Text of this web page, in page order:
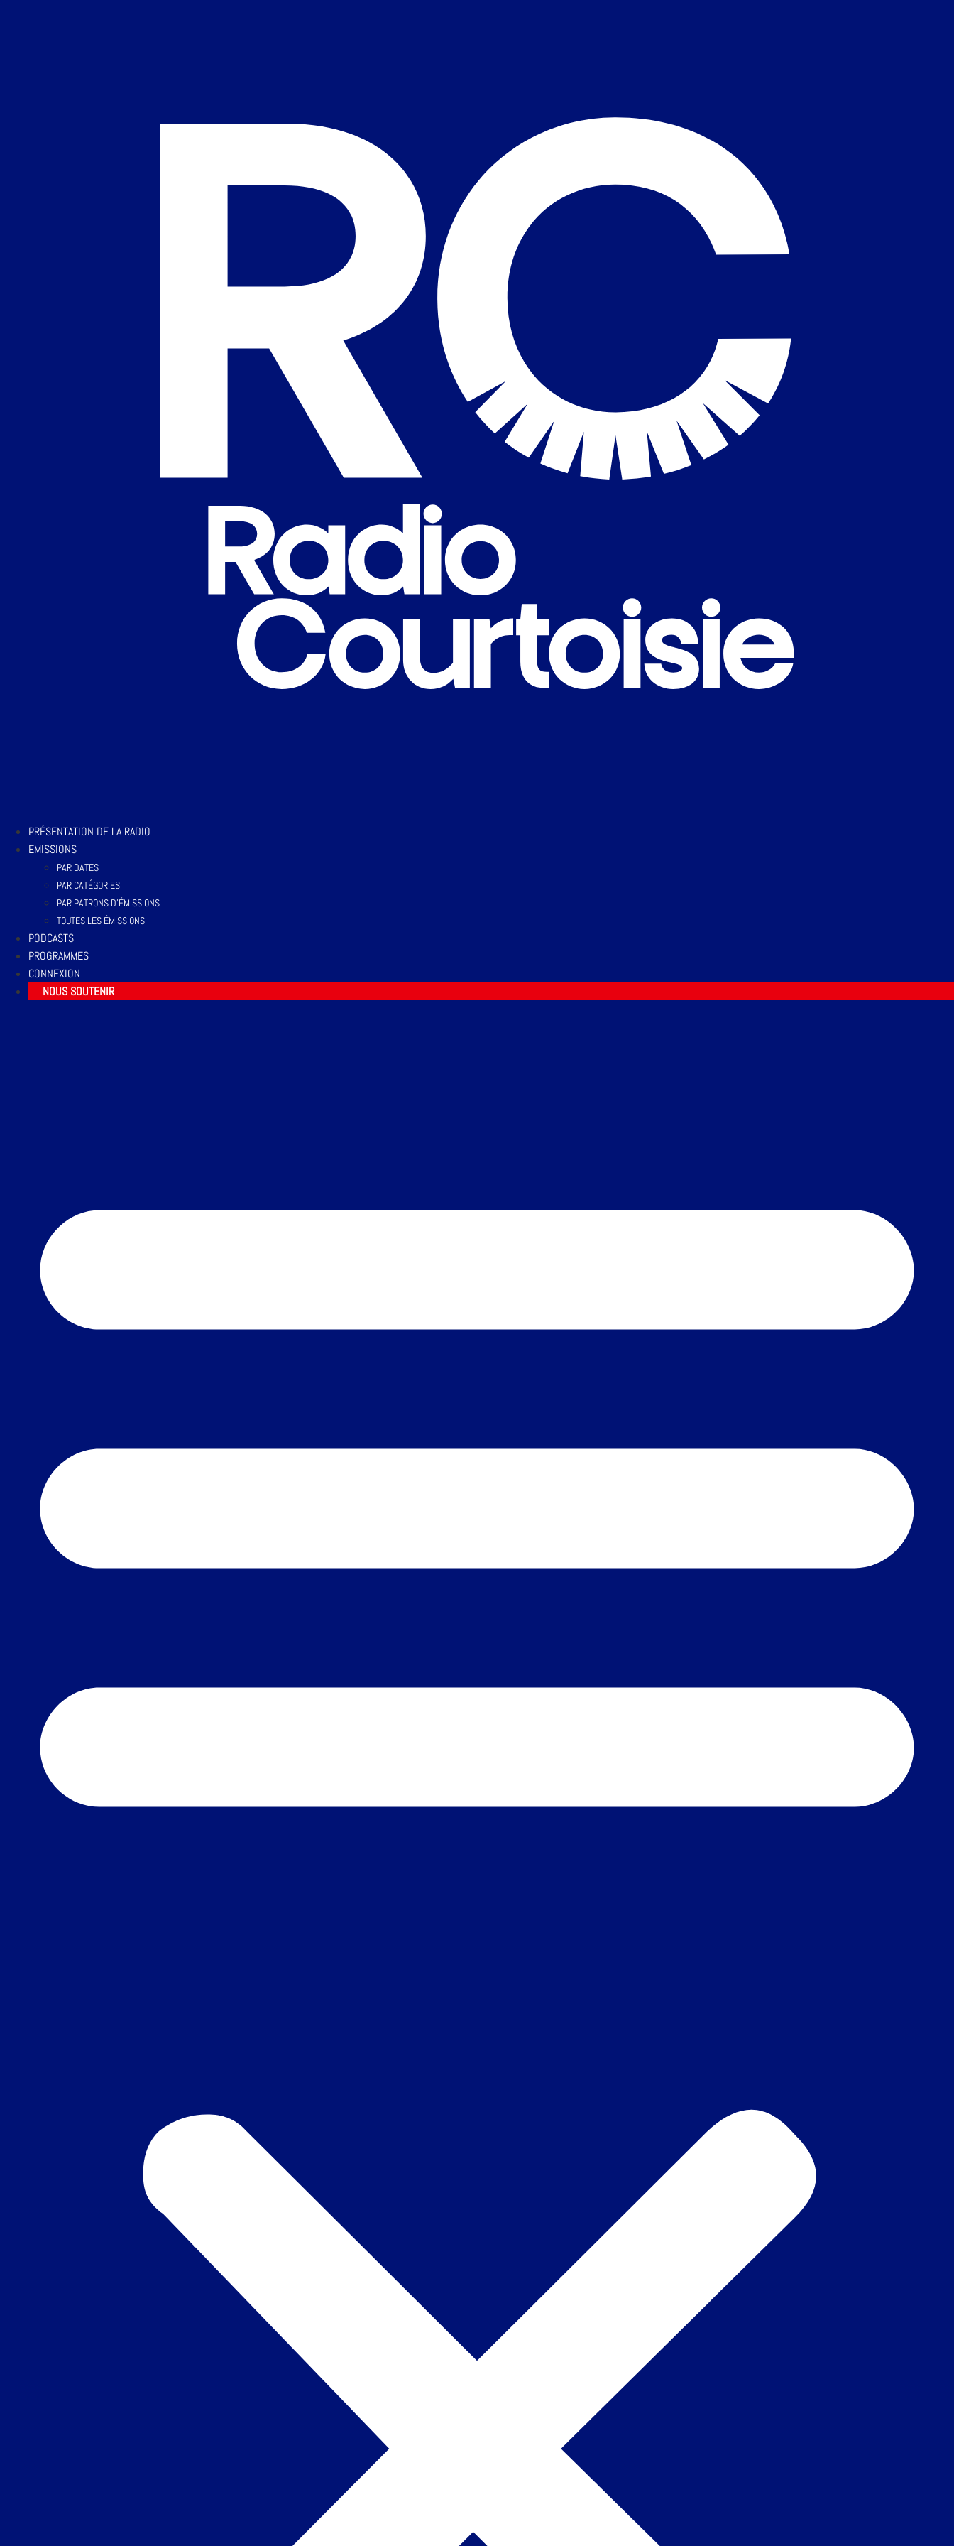
PRÉSENTATION DE LA RADIO
EMISSIONS
PAR DATES
PAR CATÉGORIES
PAR PATRONS D’ÉMISSIONS
TOUTES LES ÉMISSIONS
PODCASTS
PROGRAMMES
CONNEXION
NOUS SOUTENIR